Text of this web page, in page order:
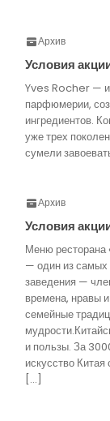
Архив
Условия
Yves Rocher —
парфюмерии,
ингредиентов.
уже трех
сумели
Архив
Условия
Меню ресторана
— один из самых
заведения —
времена, нравы
семейные
и пользы. За
искусство
[…]